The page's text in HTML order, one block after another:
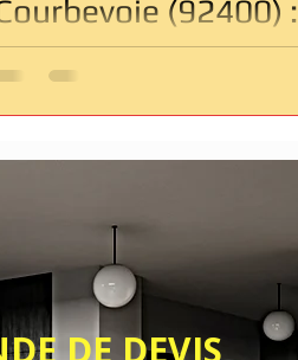
(92400) :
et
DEVIS